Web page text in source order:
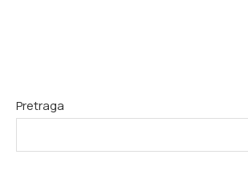
Pretraga